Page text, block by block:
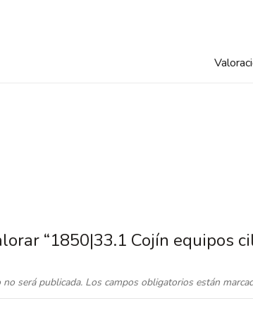
“1850|33.1 Cojín equipos
no será publicada. Los campos obligatorios están